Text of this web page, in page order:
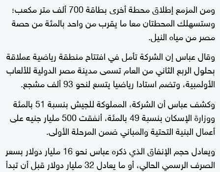
ومن المزمع إطلاق محطة أخرى بطاقة 700 ألف متر مكعب؛
وستسهلك المحطتان معا ما يقرب من واحد بالمئة من حصة
مصر من مياه النيل.
وقال عباس إن الشركة تأمل في افتتاح منطقة رياضية عملاقة
بحلول الربع الثاني من العام تسمى مدينة مصر الدولية للألعاب
الأولمبية، وتضم استادا رياضيا يتسع لنحو 93 ألف مشجع.
وكشف عباس أن الشركة، المملوكة للجيش بنسبة 51 بالمئة
ووزارة الإسكان بنسبة 49 بالمئة، أنفقت 500 مليار جنيه على
أعمال البنية التحتية والمباني ضمن المرحلة الأولى.
ويعادل حجم الإنفاق الذي ذكره عباس نحو 16 مليار دولار بسعر
الصرف الرسمي الحالي، أو ما يعادل 32 مليار دولار قبل أن تبدأ